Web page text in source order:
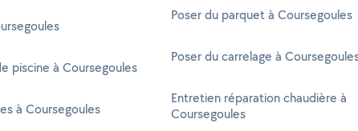
piscine à Coursegoules
à Coursegoules
Poser du parquet à Coursegoules
Poser du carrelage à
Entretien réparation chaudière à
Coursegoules